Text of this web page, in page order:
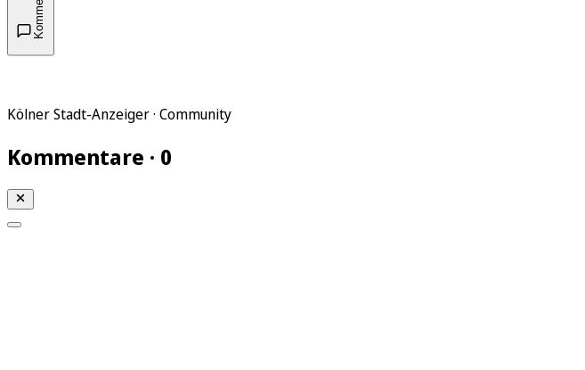
Kölner Stadt-Anzeiger · Community
Kommentare · 0